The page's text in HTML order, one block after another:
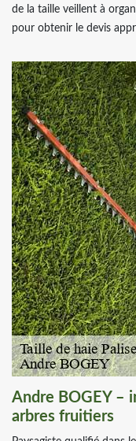
de la taille veillent à
pour obtenir le devis
Andre BOGEY –
arbres fruitiers